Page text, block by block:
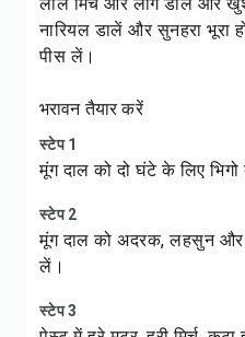
नारियल डालें और सुनहरा भूरा
पीस लें।
भरावन तैयार करें
स्टेप 1
मूंग दाल को दो घंटे के लिए भिगो
स्टेप 2
मूंग दाल को अदरक, लहसुन और
लें।
स्टेप 3